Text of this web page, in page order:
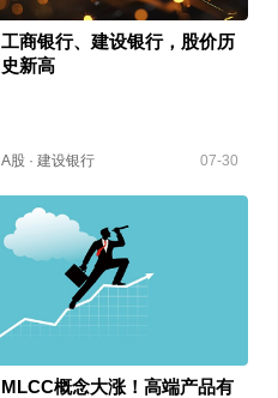
工商银行、建设银行，股价历
史新高
A股· 建设银行 07-30
MLCC概念大涨！高端产品有